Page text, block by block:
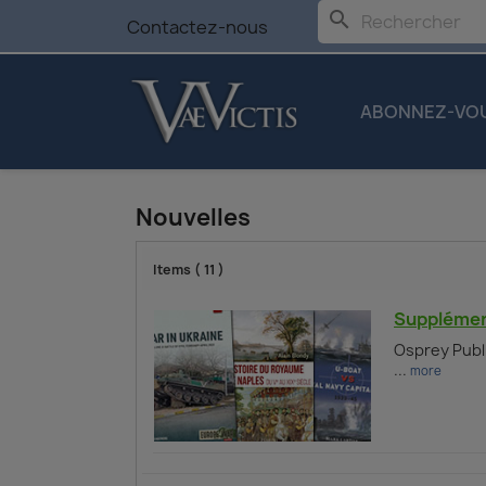
Contactez-nous search
ABONNEZ-
Nouvelles
Items ( 11 )
Osprey
... more